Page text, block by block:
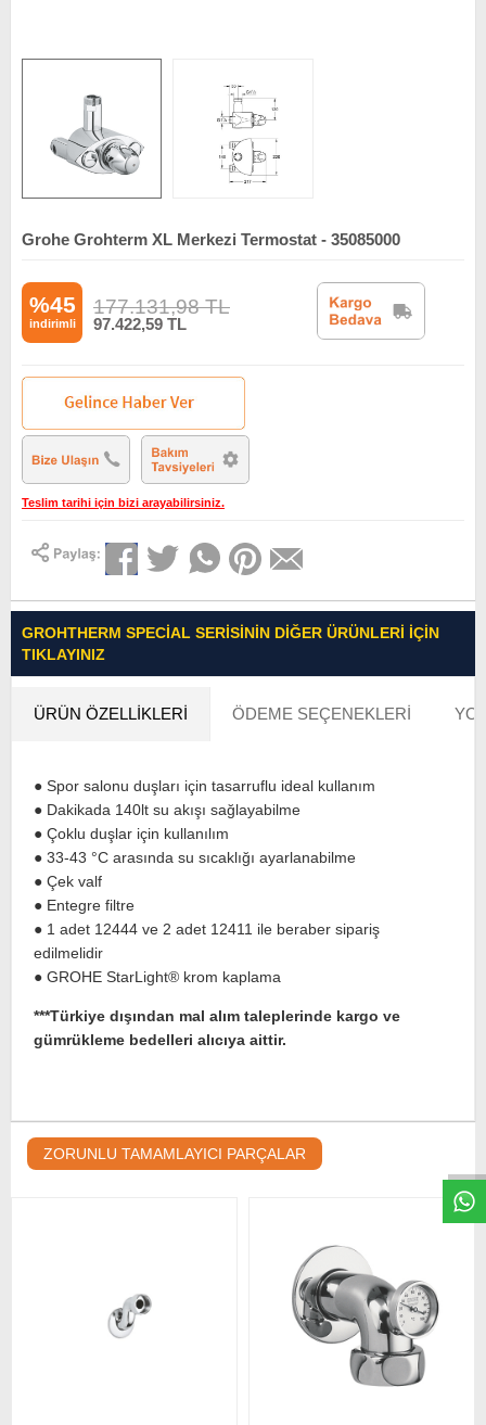
W
h
t
s
a
p
p
D
e
s
e
H
a
t
t
Grohe Grohterm XL Merkezi Termostat - 35085000
%45
indirimli
177.131,98TL
97.422,59 TL
Teslim tarihi için bizi arayabilirsiniz.
GROHTHERM SPECIAL SERISININ DIĞER ÜRÜNLERI İÇIN
TIKLAYINIZ
ÜRÜN ÖZELLIKLERI ÖDEME SEÇENEKLERI
● Spor salonu duşları için tasarruflu ideal kullanım
● Dakikada 140lt su akışı sağlayabilme
● Çoklu duşlar için kullanılım
● 33-43 °C arasında su sıcaklığı ayarlanabilme
● Çek valf
● Entegre filtre
● 1 adet 12444 ve 2 adet 12411 ile beraber sipariş
edilmelidir
● GROHE StarLight® krom kaplama
***Türkiye dışından mal alım taleplerinde kargo ve
gümrükleme bedelleri alıcıya aittir.
ZORUNLU TAMAMLAYICI PARÇALAR